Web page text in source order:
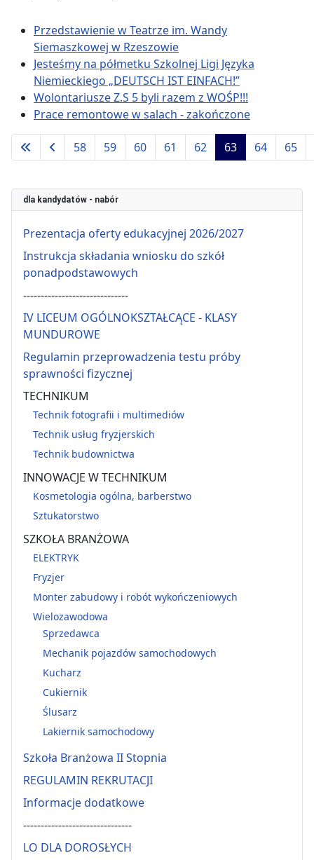
Przedstawienie w Teatrze im. Wandy
Siemaszkowej w Rzeszowie
Jesteśmy na półmetku Szkolnej Ligi Języka
Niemieckiego „DEUTSCH IST EINFACH!”
Wolontariusze Z.S 5 byli razem z WOŚP!!!
Prace remontowe w salach - zakończone
Strona 63 z 94
58 59 60 61 62 63 64 65
dla kandydatów - nabór
Prezentacja oferty edukacyjnej 2026/2027
Instrukcja składania wniosku do szkół
ponadpodstawowych
------------------------------
IV LICEUM OGÓLNOKSZTAŁCĄCE - KLASY
MUNDUROWE
Regulamin przeprowadzenia testu próby
sprawności fizycznej
TECHNIKUM
Technik fotografii i multimediów
Technik usług fryzjerskich
Technik budownictwa
INNOWACJE W TECHNIKUM
Kosmetologia ogólna, barberstwo
Sztukatorstwo
SZKOŁA BRANŻOWA
ELEKTRYK
Fryzjer
Monter zabudowy i robót wykończeniowych
Wielozawodowa
Sprzedawca
Mechanik pojazdów samochodowych
Kucharz
Cukiernik
Ślusarz
Lakiernik samochodowy
Szkoła Branżowa II Stopnia
REGULAMIN REKRUTACJI
Informacje dodatkowe
-------------------------------
LO DLA DOROSŁYCH